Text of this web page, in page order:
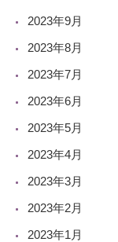
2023年9月
2023年8月
2023年7月
2023年6月
2023年5月
2023年4月
2023年3月
2023年2月
2023年1月